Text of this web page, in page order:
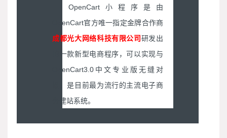
OpenCart小程序是由
OpenCart官方唯一指定金牌合作商
成都光大网络科技有限公司研发出
的一款新型电商程序，可以实现与
OpenCart3.0中文专业版无缝对
接。是目前最为流行的主流电子商
务建站系统。